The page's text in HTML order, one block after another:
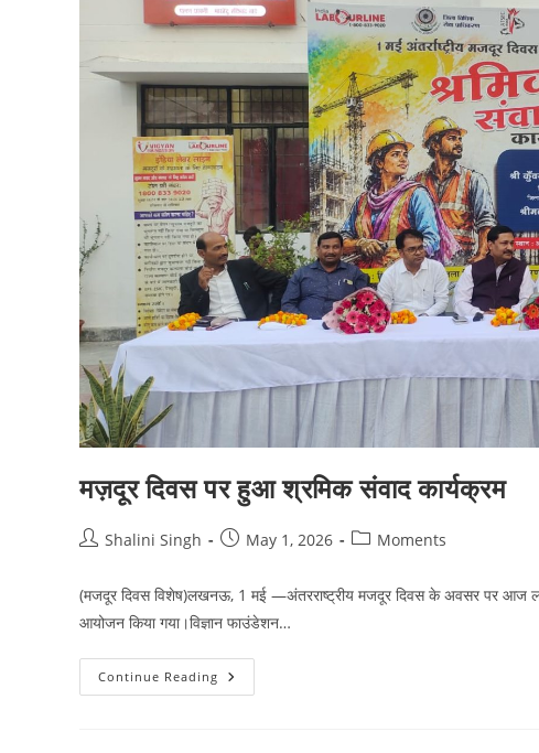
मज़दूर दिवस पर हुआ श्रमिक संवाद कार्यक्रम
PostShalini Singh
PostMay 1, 2026
PostMoments
(मजदूर दिवस विशेष)लखनऊ, 1 मई —अंतरराष्ट्रीय मजदूर दिवस के अवसर पर आज
आयोजन किया गया।विज्ञान फाउंडेशन…
Continue Reading मज़दूर
दिवस